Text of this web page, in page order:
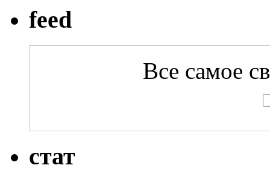
feed
Все самое
стат